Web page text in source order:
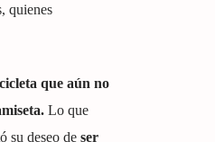
quienes
que aún no
Lo que
su deseo de ser